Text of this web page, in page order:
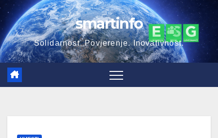
Skip
to
content
smartinfo
Solidarnost. Povjerenje. Inovativnost.